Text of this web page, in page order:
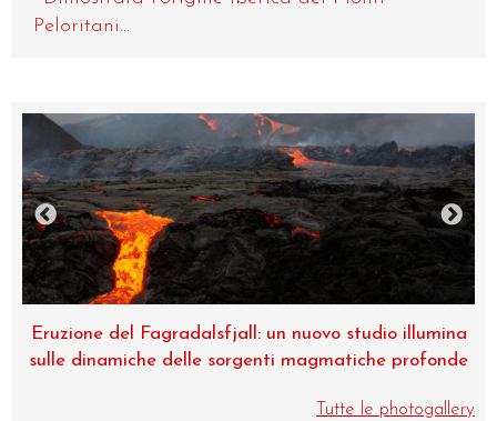
Peloritani...
Museo di Zoologia, una perla dell’Università di
Catania
Tutte le photogallery